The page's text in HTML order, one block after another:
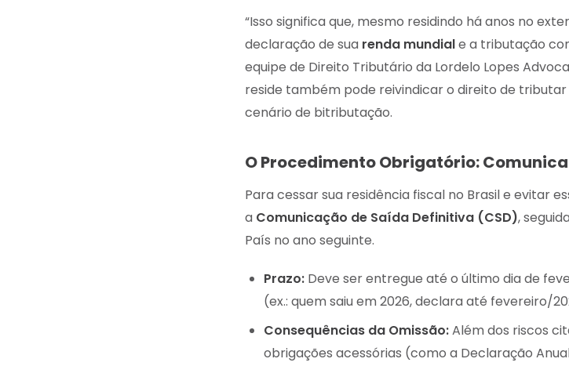
“Isso significa que, mesmo residindo há anos no
declaração de sua renda mundiale a tributação
equipe de Direito Tributário da Lordelo Lopes
reside também pode reivindicar o direito de
cenário de bitributação.
O Procedimento Obrigatório:
Para cessar sua residência fiscal no Brasil e evitar
a Comunicação de Saída Definitiva (CSD),
País no ano seguinte.
Prazo: Deve ser entregue até o último dia de
(ex.: quem saiu em 2026, declara até fevereiro/
Consequências da Omissão:Além dos riscos
obrigações acessórias (como a Declaração